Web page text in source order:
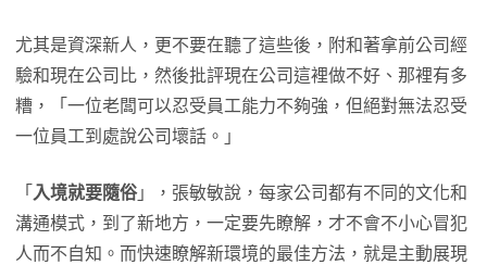
尤其是資深新人，更不要在聽了這些後，附和著拿前公司經
驗和現在公司比，然後批評現在公司這裡做不好、那裡有多
糟，「一位老闆可以忍受員工能力不夠強，但絕對無法忍受
一位員工到處說公司壞話。」
「 入境就要隨俗」，張敏敏說，每家公司都有不同的文化和
溝通模式，到了新地方，一定要先瞭解，才不會不小心冒犯
人而不自知。而快速瞭解新環境的最佳方法，就是主動展現